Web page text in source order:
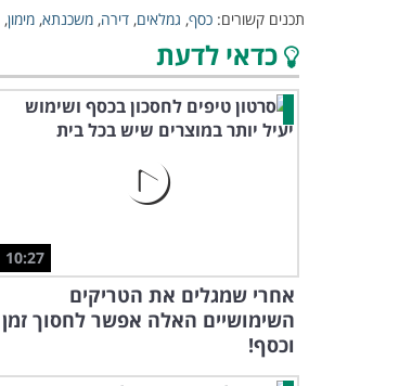
תכנים קשורים: כסף, גמלאים, דירה, משכנתא, מימון,
כדאי לדעת
10:27
אחרי שמגלים את הטריקים
השימושיים האלה אפשר לחסוך זמן
וכסף!